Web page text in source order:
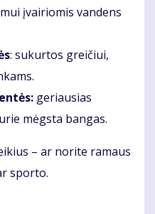
įvairiomis vandens
: sukurtos greičiui,
geriausias
mėgsta bangas.
– ar norite ramaus
sporto.